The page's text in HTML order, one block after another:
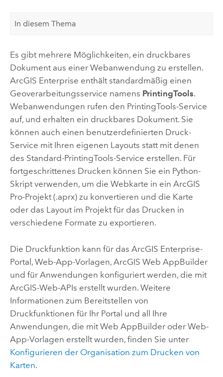
In diesem Thema
Es gibt mehrere Möglichkeiten, ein druckbares
Dokument aus einer Webanwendung zu erstellen.
ArcGIS Enterprise enthält standardmäßig einen
Geoverarbeitungsservice namens PrintingTools.
Webanwendungen rufen den PrintingTools-Service
auf, und erhalten ein druckbares Dokument. Sie
können auch einen benutzerdefinierten Druck-
Service mit Ihren eigenen Layouts statt mit denen
des Standard-PrintingTools-Service erstellen. Für
fortgeschrittenes Drucken können Sie ein Python-
Skript verwenden, um die Webkarte in ein ArcGIS
Pro-Projekt (.aprx) zu konvertieren und die Karte
oder das Layout im Projekt für das Drucken in
verschiedene Formate zu exportieren.
Die Druckfunktion kann für das ArcGIS Enterprise-
Portal, Web-App-Vorlagen, ArcGIS Web AppBuilder
und für Anwendungen konfiguriert werden, die mit
ArcGIS-Web-APIs erstellt wurden. Weitere
Informationen zum Bereitstellen von
Druckfunktionen für Ihr Portal und all Ihre
Anwendungen, die mit Web AppBuilderoder Web-
App-Vorlagen erstellt wurden, finden Sie unter
Konfigurieren der Organisation zum Drucken von
Karten.